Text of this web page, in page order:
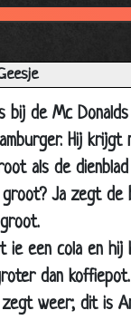
bij de Mc
Hij krijgt
als de
Ja zegt de
ie een cola en
dan
weer; dit is
ridder